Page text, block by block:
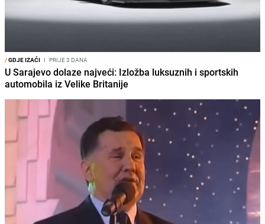
/GDJE IZAĆI I PRIJE 3 DANA
U Sarajevo dolaze najveći: Izložba luksuznih i sportskih
automobila iz Velike Britanije